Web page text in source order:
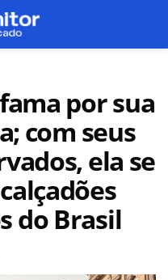
por sua
com seus
ela se
do Brasil